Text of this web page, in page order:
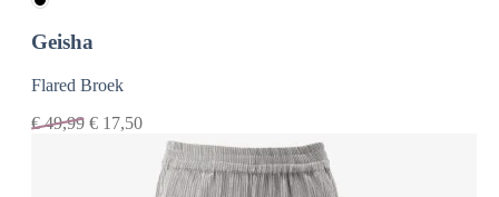
Geisha
Flared Broek
€49,99 € 17,50